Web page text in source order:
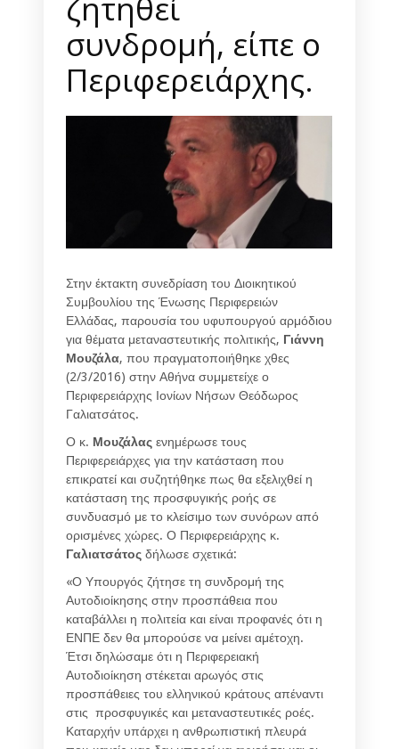
συνδρομή, είπε ο
Περιφερειάρχης.
Στην έκτακτη συνεδρίαση του Διοικητικού
Συμβουλίου της Ένωσης Περιφερειών
Ελλάδας, παρουσία του υφυπουργού αρμόδιου
για θέματα μεταναστευτικής πολιτικής, Γιάννη
Μουζάλα, που πραγματοποιήθηκε χθες
(2/3/2016) στην Αθήνα συμμετείχε ο
Περιφερειάρχης Ιονίων Νήσων Θεόδωρος
Γαλιατσάτος.
Ο κ. Μουζάλας ενημέρωσε τους
Περιφερειάρχες για την κατάσταση που
επικρατεί και συζητήθηκε πως θα εξελιχθεί η
κατάσταση της προσφυγικής ροής σε
συνδυασμό με το κλείσιμο των συνόρων από
ορισμένες χώρες. Ο Περιφερειάρχης κ.
Γαλιατσάτος δήλωσε σχετικά:
«Ο Υπουργός ζήτησε τη συνδρομή της
Αυτοδιοίκησης στην προσπάθεια που
καταβάλλει η πολιτεία και είναι προφανές ότι η
ΕΝΠΕ δεν θα μπορούσε να μείνει αμέτοχη.
Έτσι δηλώσαμε ότι η Περιφερειακή
Αυτοδιοίκηση στέκεται αρωγός στις
προσπάθειες του ελληνικού κράτους απέναντι
στις προσφυγικές και μεταναστευτικές ροές.
Καταρχήν υπάρχει η ανθρωπιστική πλευρά